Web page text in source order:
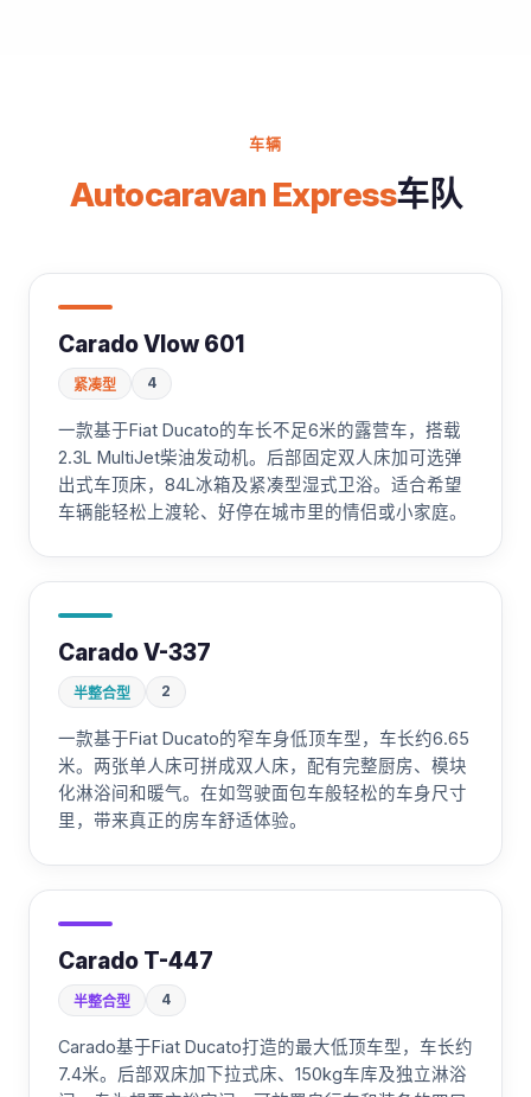
车辆
Autocaravan Express车队
Carado Vlow 601
紧凑型 4
一款基于Fiat Ducato的车长不足6米的露营车，搭载
2.3L MultiJet柴油发动机。后部固定双人床加可选弹
出式车顶床，84L冰箱及紧凑型湿式卫浴。适合希望
车辆能轻松上渡轮、好停在城市里的情侣或小家庭。
Carado V-337
半整合型 2
一款基于Fiat Ducato的窄车身低顶车型，车长约6.65
米。两张单人床可拼成双人床，配有完整厨房、模块
化淋浴间和暖气。在如驾驶面包车般轻松的车身尺寸
里，带来真正的房车舒适体验。
Carado T-447
半整合型 4
Carado基于Fiat Ducato打造的最大低顶车型，车长约
7.4米。后部双床加下拉式床、150kg车库及独立淋浴